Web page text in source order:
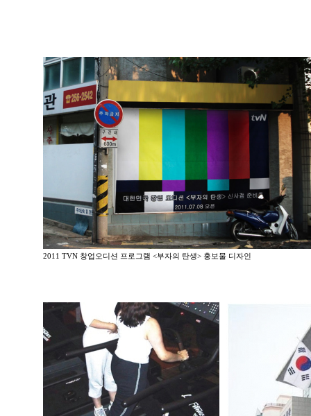
2011 TVN 창업오디션 프로그램 <부자의 탄생> 홍보물 디자인